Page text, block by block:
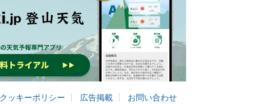
クッキーポリシー 広告掲載 お問い合わせ